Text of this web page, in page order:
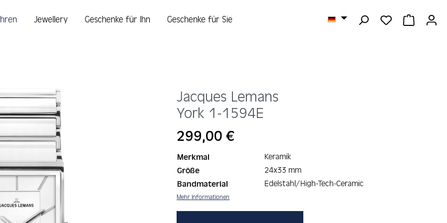
DU HAST 0
Jewellery Geschenke für Ihn Geschenke für Sie
Jacques Lemans
York 1-1594E
Regulärer Preis:
299,00 €
Merkmal Keramik
Größe 24x33 mm
Bandmaterial Edelstahl/High-Tech-Ceramic
Mehr Informationen